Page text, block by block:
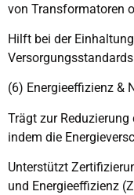
von Transformatoren
Hilft bei der
(6) Energieeffizienz &
Trägt zur
indem die
Unterstützt
und Energieeffizienz